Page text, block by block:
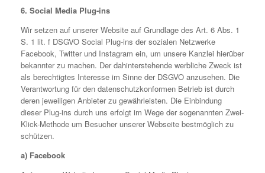
6. Social Media Plug-ins
Wir setzen auf unserer Website auf Grundlage des Art. 6 Abs. 1
S. 1 lit. f DSGVO Social Plug-ins der sozialen Netzwerke
Facebook, Twitter und Instagram ein, um unsere Kanzlei hierüber
bekannter zu machen. Der dahinterstehende werbliche Zweck ist
als berechtigtes Interesse im Sinne der DSGVO anzusehen. Die
Verantwortung für den datenschutzkonformen Betrieb ist durch
deren jeweiligen Anbieter zu gewährleisten. Die Einbindung
dieser Plug-ins durch uns erfolgt im Wege der sogenannten Zwei-
Klick-Methode um Besucher unserer Webseite bestmöglich zu
schützen.
a) Facebook